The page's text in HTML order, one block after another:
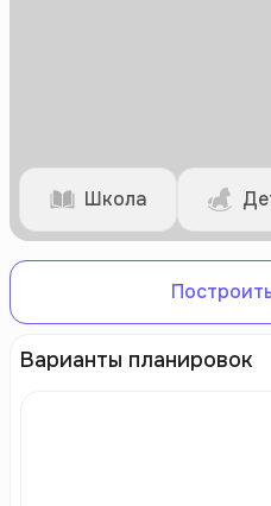
Школа
Варианты планировок